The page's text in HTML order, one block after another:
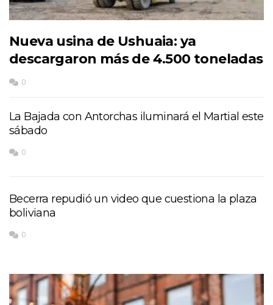
Nueva usina de Ushuaia: ya
descargaron más de 4.500 toneladas
0
La Bajada con Antorchas iluminará el Martial este
sábado
0
Becerra repudió un video que cuestiona la plaza
boliviana
0